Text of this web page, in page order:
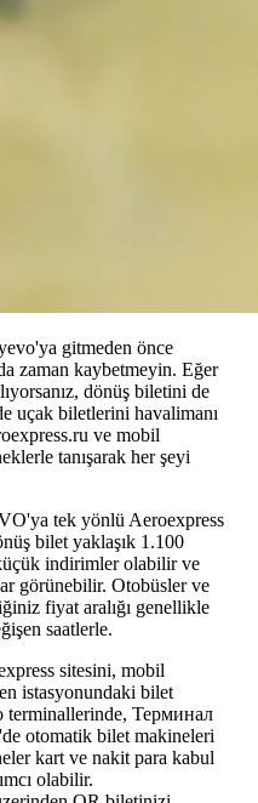
gitmeden önce
zaman kaybetmeyin. Eğer
dönüş biletini de
uçak biletlerini havalimanı
ve mobil
tanışarak her şeyi
tek yönlü Aeroexpress
bilet yaklaşık 1.100
indirimler olabilir ve
görünebilir. Otobüsler ve
fiyat aralığı genellikle
saatlerle.
sitesini, mobil
istasyonundaki bilet
terminallerinde, Терминал
otomatik bilet makineleri
kart ve nakit para kabul
olabilir.